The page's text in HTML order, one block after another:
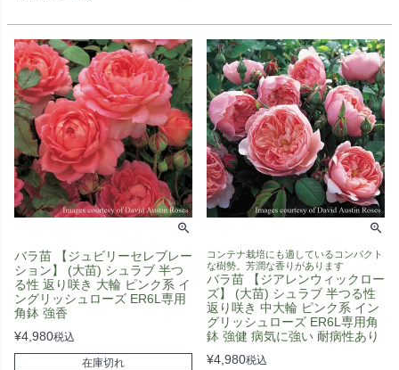
バラ苗 【ジュビリーセレブレー
ション】 (大苗) シュラブ 半つ
る性 返り咲き 大輪 ピンク系 イ
ングリッシュローズ ER6L専用
角鉢 強香
¥4,980税込
在庫切れ
コンテナ栽培にも適しているコンパクト
な樹勢。芳潤な香りがあります
バラ苗 【ジアレンウィックロー
ズ】 (大苗) シュラブ 半つる性
返り咲き 中大輪 ピンク系 イン
グリッシュローズ ER6L専用角
鉢 強健 病気に強い 耐病性あり
¥4,980税込